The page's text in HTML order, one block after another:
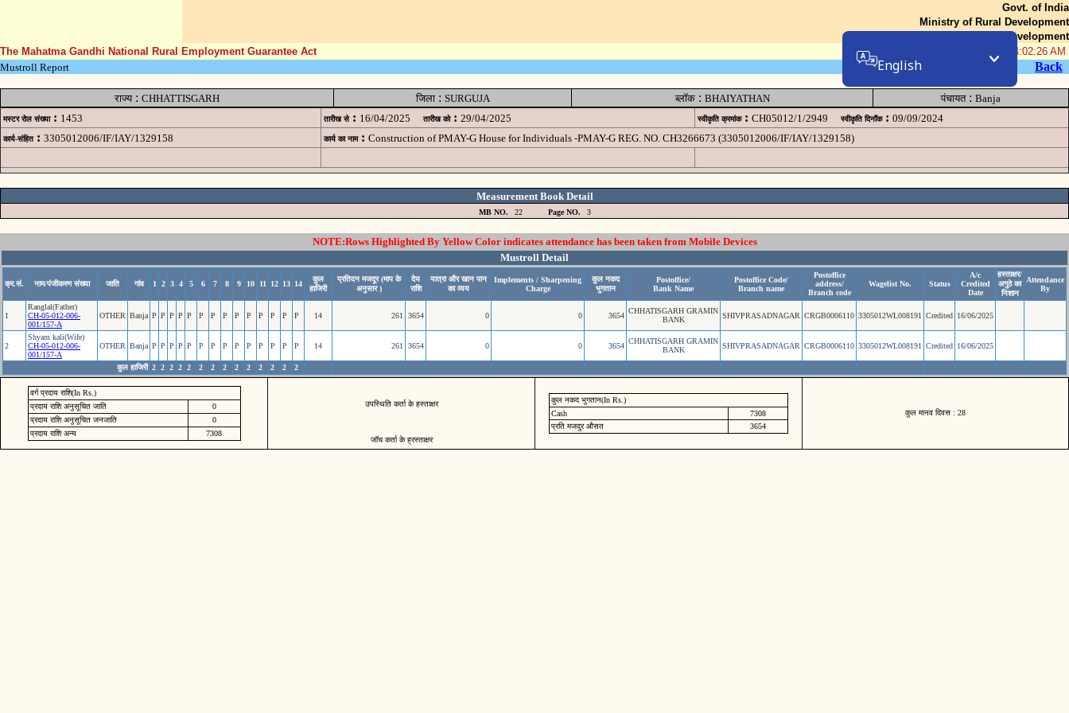
Govt. of India
Ministry of Rural Development
Department of Rural Development
The Mahatma Gandhi National Rural Employment Guarantee Act
08-Aug-2026 04:02:26 AM
Mustroll Report
Back
राज्य: CHHATTISGARH जिला: SURGUJA ब्लॉक: BHAIYATHAN पंचायत: Banja
मस्टर रोल संख्या : 1453 तारीख से : 16/04/2025 तारीख को : 29/04/2025 स्वीकृति क्रमांक : CH05012/1/2949 स्वीकृति दिनॉंक : 09/09/2024
कार्य-संहित : 3305012006/IF/IAY/1329158 कार्य का नाम : Construction of PMAY-G House for Individuals -PMAY-G REG. NO. CH3266673 (3305012006/IF/IAY/1329158)
Measurement Book Detail
MB NO. 22 Page NO. 3
NOTE:Rows Highlighted By Yellow Color indicates attendance has been taken from Mobile Devices
Mustroll Detail
क्र.सं. नाम/पंजीकरण संख्या जाति गांव 1 2 3 4 5 6 7 8 9 10 11 12 13 14
कुल
हाजिरी
प्रतिदन मजदूर (माप के
अनुसार )
देय
राशि
यात्रा और खान पान
का व्यय
Implements / Sharpening
Charge
कुल नकद
भुगतान
Postoffice/
Bank Name
Postoffice Code/
Branch name
Postoffice
address/
Branch code
Wagelist No. Status
A/c
Credited
Date
हस्ताक्षर/
अगुठे का
निशान
Attendance
By
1
Ranglal(Father)
CH-05-012-006-
001/157-A
OTHER Banja P P P P P P P P P P P P P P 14 261 3654 0 0 3654
CHHATISGARH GRAMIN
BANK
SHIVPRASADNAGAR CRGB0006110 3305012WL008191 Credited 16/06/2025
2
Shyam kali(Wife)
CH-05-012-006-
001/157-A
OTHER Banja P P P P P P P P P P P P P P 14 261 3654 0 0 3654
CHHATISGARH GRAMIN
BANK
SHIVPRASADNAGAR CRGB0006110 3305012WL008191 Credited 16/06/2025
कुल हाजिरी 2 2 2 2 2 2 2 2 2 2 2 2 2 2
वर्ग प्रदाय राशि(In Rs.)
प्रदाय राशि अनुसूचित जाति
0
प्रदाय राशि अनुसूचित जनजाति
0
प्रदाय राशि अन्य
7308
उपस्थिति कर्ता के हस्ताक्षर
जॉच कर्ता के ह्रस्ताक्षर
कुल नकद भुगतान(In Rs.)
Cash
7308
प्रति मजदुर औसत
3654
कुल मानव दिवस : 28
English